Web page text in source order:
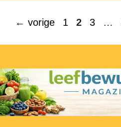
← vorige Pagina
1 Pagina
2 Pagina
3 …